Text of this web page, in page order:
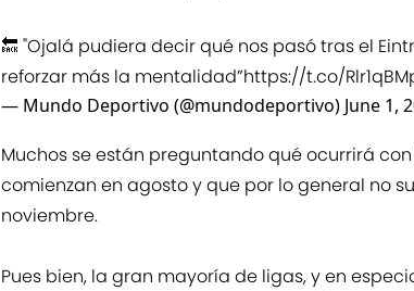
🔙 "Ojalá pudiera decir qué nos pasó tras el
reforzar más la mentalidad”https://t.co/
— Mundo Deportivo (@mundodeportivo) June 1,
Muchos se están preguntando qué ocurrirá
comienzan en agosto y que por lo general no
noviembre.
Pues bien, la gran mayoría de ligas, y en